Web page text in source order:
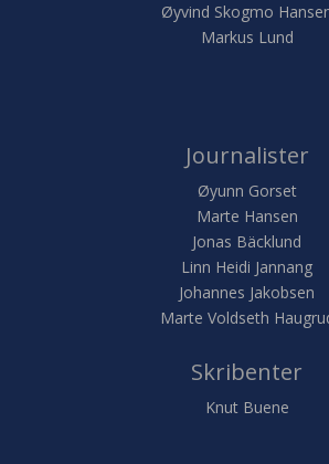
Øyvind Skogmo
Markus Lund
Journalister
Øyunn Gorset
Marte Hansen
Jonas Bäcklund
Linn Heidi Jannang
Johannes Jakobsen
Marte Voldseth
Skribenter
Knut Buene